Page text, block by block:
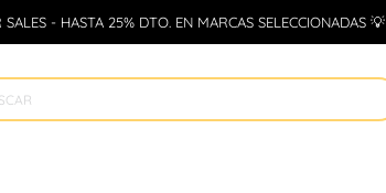
- HASTA 25% DTO. EN MARCAS SELECCIONADAS 💡